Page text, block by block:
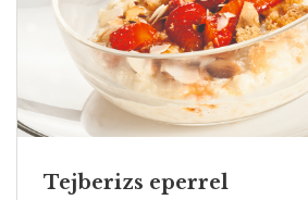
Tejberizs eperrel